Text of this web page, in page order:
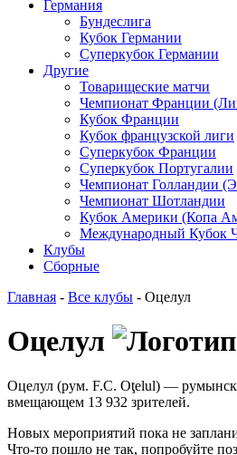
Германия
Бундеслига
Кубок Германии
Суперкубок Германии
Другие
Товарищеские матчи
Чемпионат Франции
Кубок Франции
Кубок французской лиги
Суперкубок Франции
Суперкубок Португалии
Чемпионат Голландии
Чемпионат Шотландии
Кубок Америки (Копа
Международный Кубок
Клубы
Сборные
Главная - Все клубы - Оцелул
Оцелул
Оцелул (рум. F.C. Oţelul) —
вмещающем 13 932 зрителей.
Новых мероприятий пока не
Что-то пошло не так, попробуйте